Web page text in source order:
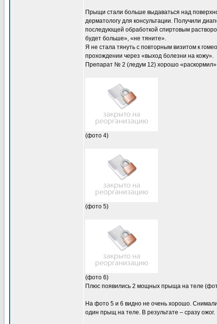
Прыщи стали больше выдаваться над
дерматологу для консультации. Получили
последующей обработкой спиртовым
будет больше», «не тяните».
Я не стала тянуть с повторным визитом к
прохождении через «выход болезни на кожу».
Препарат № 2 (ледум 12) хорошо
(фото 4)
(фото 5)
(фото 6)
Плюс появились 2 мощных прыща на теле
На фото 5 и 6 видно не очень хорошо.
один прыщ на теле. В результате – сразу ожог.